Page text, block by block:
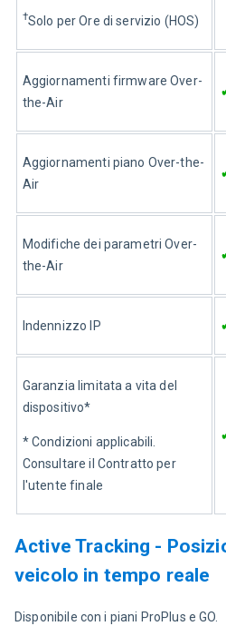
†Solo per Ore di servizio (HOS)
Aggiornamenti firmware Over-
the-Air
Aggiornamenti piano Over-the-
Air
Modifiche dei parametri Over-
the-Air
Indennizzo IP
Garanzia limitata a vita del
dispositivo*
* Condizioni applicabili.
Consultare il Contratto per
l'utente finale
Active Tracking -
veicolo in tempo reale
Disponibile con i piani ProPlus e GO.